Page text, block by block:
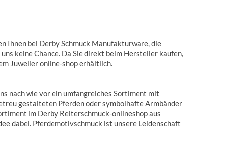
Ihnen bei Derby Schmuck Manufakturware, die
keine Chance. Da Sie direkt beim Hersteller kaufen,
Juwelier online-shop erhältlich.
nach wie vor ein umfangreiches Sortiment mit
gestalteten Pferden oder symbolhafte Armbänder
im Derby Reiterschmuck-onlineshop aus
dabei. Pferdemotivschmuck ist unsere Leidenschaft